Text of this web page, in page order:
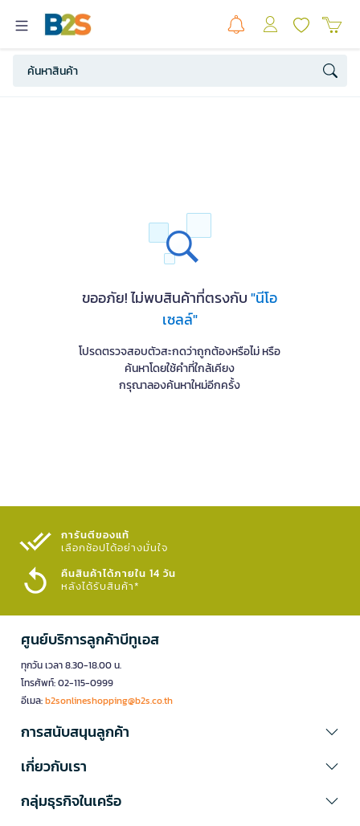
ขออภัย! ไม่พบสินค้าที่ตรงกับ"นีโอ
เซลล์"
โปรดตรวจสอบตัวสะกดว่าถูกต้องหรือไม่ หรือ
ค้นหาโดยใช้คำที่ใกล้เคียง
กรุณาลองค้นหาใหม่อีกครั้ง
การันตีของแท้
เลือกช้อปได้อย่างมั่นใจ​
คืนสินค้าได้ภายใน 14 วัน
หลังได้รับสินค้า*
ศูนย์บริการลูกค้าบีทูเอส
ทุกวัน เวลา 8.30-18.00 น.
โทรศัพท์: 02-115-0999
อีเมล:b2sonlineshopping@b2s.co.th
การสนับสนุนลูกค้า
เกี่ยวกับเรา
กลุ่มธุรกิจในเครือ